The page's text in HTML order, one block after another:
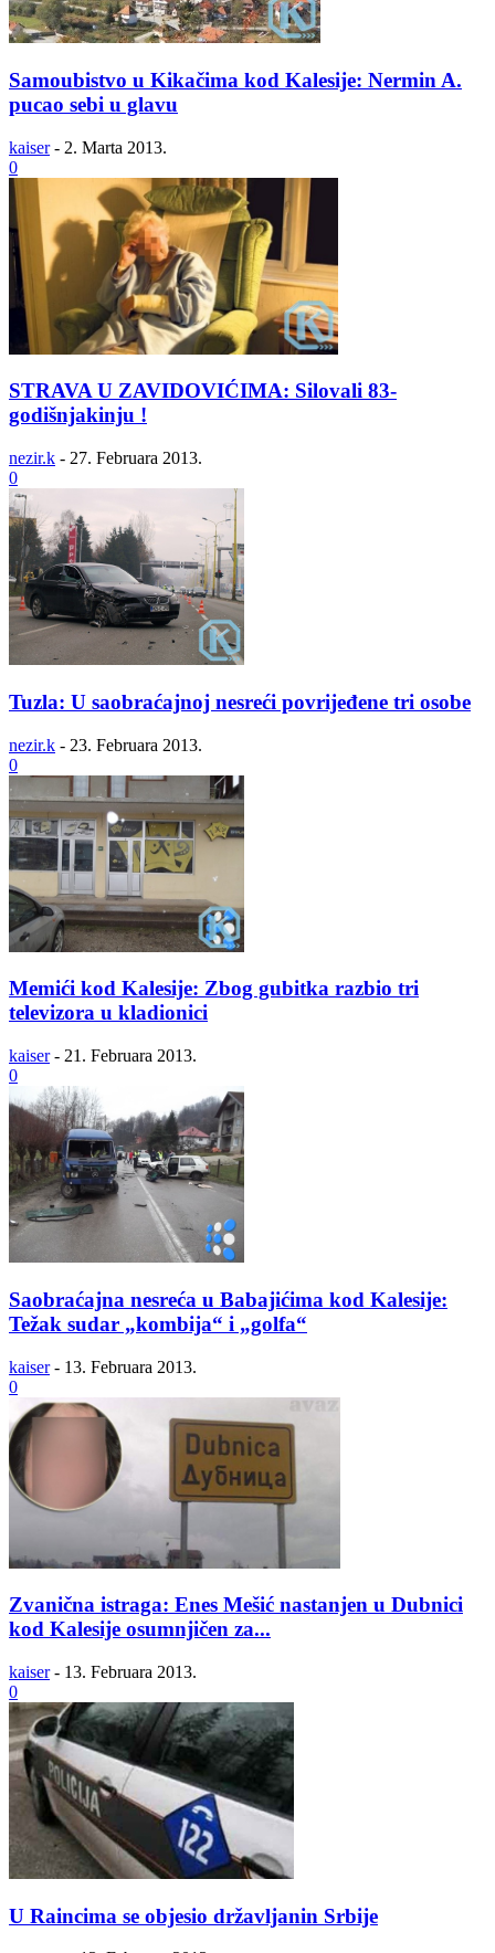
Samoubistvo u Kikačima kod Kalesije: Nermin A.
pucao sebi u glavu
kaiser - 2. Marta 2013.
0
STRAVA U ZAVIDOVIĆIMA: Silovali 83-
godišnjakinju !
nezir.k - 27. Februara 2013.
0
Tuzla: U saobraćajnoj nesreći povrijeđene tri osobe
nezir.k - 23. Februara 2013.
0
Memići kod Kalesije: Zbog gubitka razbio tri
televizora u kladionici
kaiser - 21. Februara 2013.
0
Saobraćajna nesreća u Babajićima kod Kalesije:
Težak sudar „kombija“ i „golfa“
kaiser - 13. Februara 2013.
0
Zvanična istraga: Enes Mešić nastanjen u Dubnici
kod Kalesije osumnjičen za...
kaiser - 13. Februara 2013.
0
U Raincima se objesio državljanin Srbije